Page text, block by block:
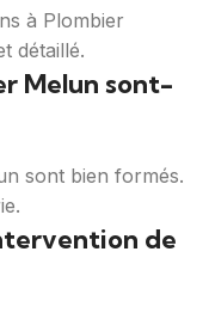
à Plombier
détaillé.
Melun sont-
sont bien formés.
de